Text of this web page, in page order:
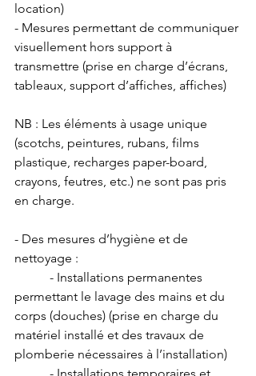
location)
- Mesures permettant de communiquer
visuellement hors support à
transmettre (prise en charge d’écrans,
tableaux, support d’affiches, affiches)
NB : Les éléments à usage unique
(scotchs, peintures, rubans, films
plastique, recharges paper-board,
crayons, feutres, etc.) ne sont pas pris
en charge.
- Des mesures d’hygiène et de
nettoyage :
permettant le lavage des mains et du
corps (douches) (prise en charge du
matériel installé et des travaux de
plomberie nécessaires à l’installation)